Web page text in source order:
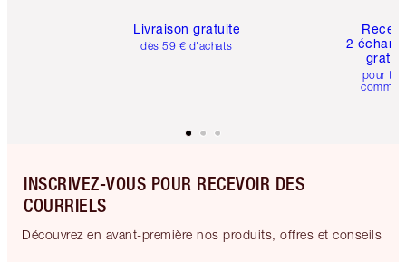
Livraison gratuite
dès 59 € d'achats
2
pour
INSCRIVEZ-VOUS POUR RECEVOIR DES
COURRIELS
Découvrez en avant-première nos produits, offres et conseils